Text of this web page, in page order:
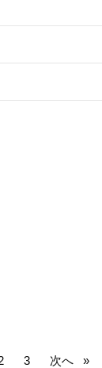
3 次へ